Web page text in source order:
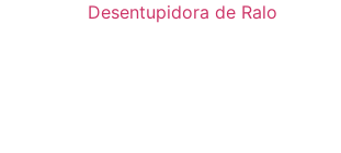
Desentupidora de Ralo